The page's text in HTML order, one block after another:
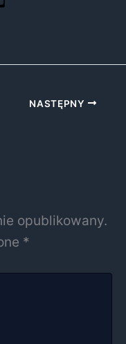
NASTĘPNY
opublikowany.
*